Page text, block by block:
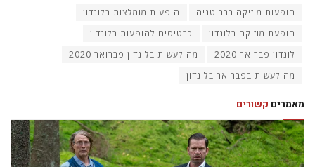
הופעות מוזיקה בבריטניה
הופעות מומלצות בלונדון
הופעת מוזיקה בלונדון
כרטיסים להופעות בלונדון
לונדון פברואר 2020
מה לעשות בלונדון פברואר 2020
מה לעשות בפברואר בלונדון
מאמרים קשורים